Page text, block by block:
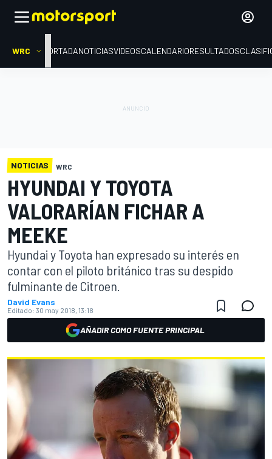
WRC PORTADANOTICIASVIDEOSCALENDARIORESULTADOS
NOTICIAS WRC
HYUNDAI Y TOYOTA
VALORARÍAN FICHAR A
MEEKE
Hyundai y Toyota han expresado su interés en
contar con el piloto británico tras su despido
fulminante de Citroen.
David Evans
Editado: 30 may 2018, 13:18
AÑADIR COMO FUENTE PRINCIPAL